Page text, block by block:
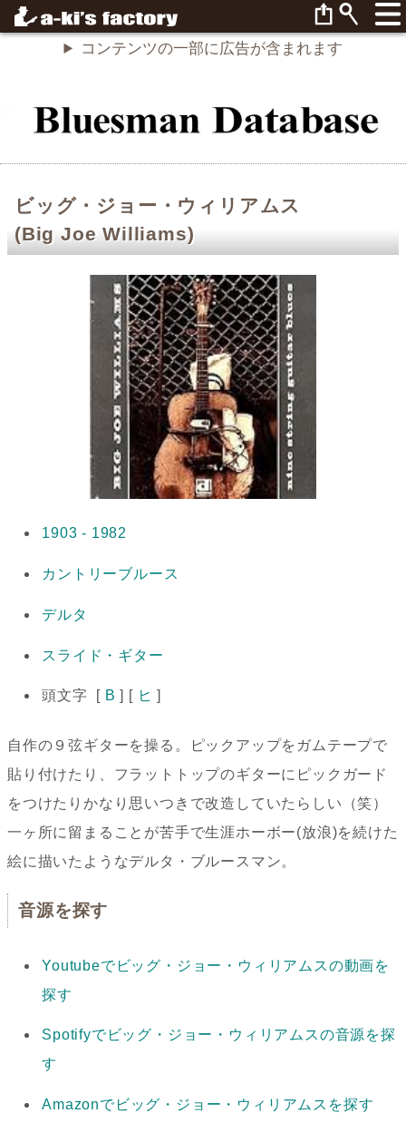
ビッグ・ジョー・ウィリアムス
(Big Joe Williams)
1903 - 1982
カントリーブルース
デルタ
スライド・ギター
頭文字 [ B ] [ ヒ ]
自作の９弦ギターを操る。ピックアップをガムテープで
貼り付けたり、フラットトップのギターにピックガード
をつけたりかなり思いつきで改造していたらしい（笑）
一ヶ所に留まることが苦手で生涯ホーボー(放浪)を続けた
絵に描いたようなデルタ・ブルースマン。
音源を探す
Youtubeでビッグ・ジョー・ウィリアムスの動画を
探す
Spotifyでビッグ・ジョー・ウィリアムスの音源を探
す
Amazonでビッグ・ジョー・ウィリアムスを探す
コンテンツの一部に広告が含まれます